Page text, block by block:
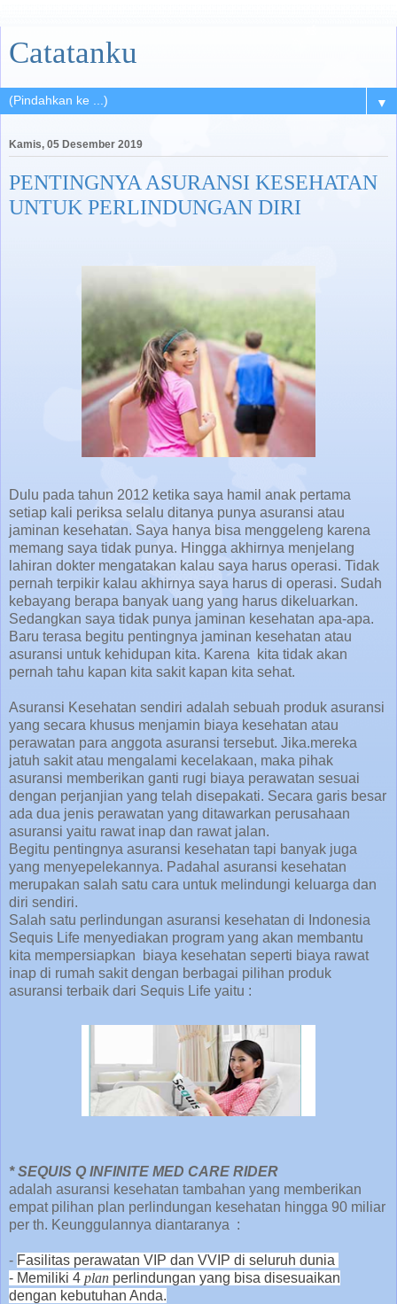
Catatanku
▼
Kamis, 05 Desember 2019
PENTINGNYA ASURANSI KESEHATAN
UNTUK PERLINDUNGAN DIRI
Dulu pada tahun 2012 ketika saya hamil anak pertama
setiap kali periksa selalu ditanya punya asuransi atau
jaminan kesehatan. Saya hanya bisa menggeleng karena
memang saya tidak punya. Hingga akhirnya menjelang
lahiran dokter mengatakan kalau saya harus operasi. Tidak
pernah terpikir kalau akhirnya saya harus di operasi. Sudah
kebayang berapa banyak uang yang harus dikeluarkan.
Sedangkan saya tidak punya jaminan kesehatan apa-apa.
Baru terasa begitu pentingnya jaminan kesehatan atau
asuransi untuk kehidupan kita. Karena kita tidak akan
pernah tahu kapan kita sakit kapan kita sehat.
Asuransi Kesehatan sendiri adalah sebuah produk asuransi
yang secara khusus menjamin biaya kesehatan atau
perawatan para anggota asuransi tersebut. Jika.mereka
jatuh sakit atau mengalami kecelakaan, maka pihak
asuransi memberikan ganti rugi biaya perawatan sesuai
dengan perjanjian yang telah disepakati. Secara garis besar
ada dua jenis perawatan yang ditawarkan perusahaan
asuransi yaitu rawat inap dan rawat jalan.
Begitu pentingnya asuransi kesehatan tapi banyak juga
yang menyepelekannya. Padahal asuransi kesehatan
merupakan salah satu cara untuk melindungi keluarga dan
diri sendiri.
Salah satu perlindungan asuransi kesehatan di Indonesia
Sequis Life menyediakan program yang akan membantu
kita mempersiapkan biaya kesehatan seperti biaya rawat
inap di rumah sakit dengan berbagai pilihan produk
asuransi terbaik dari Sequis Life yaitu :
* SEQUIS Q INFINITE MED CARE RIDER
adalah asuransi kesehatan tambahan yang memberikan
empat pilihan plan perlindungan kesehatan hingga 90 miliar
per th. Keunggulannya diantaranya :
- Fasilitas perawatan VIP dan VVIP di seluruh dunia
- Memiliki 4 plan perlindungan yang bisa disesuaikan
dengan kebutuhan Anda.